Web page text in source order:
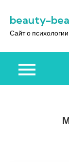
содержимому
beauty-
Сайт о